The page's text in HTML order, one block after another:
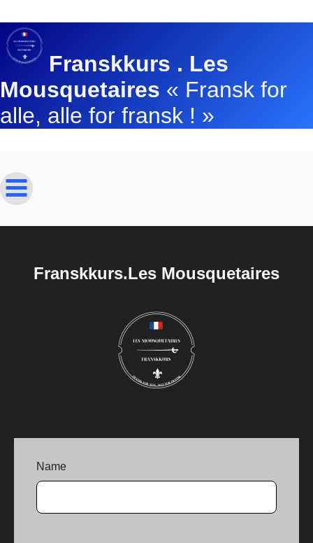
Franskkurs . Les
Mousquetaires « Fransk for
alle, alle for fransk ! »
Franskkurs.Les Mousquetaires
Name